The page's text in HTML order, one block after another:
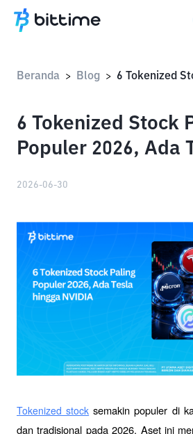
Beranda > Blog >
6 Tokenized Stock
Populer 2026, Ada
2026-06-30
Tokenized stock semakin populer di
dan tradisional pada 2026. Aset ini